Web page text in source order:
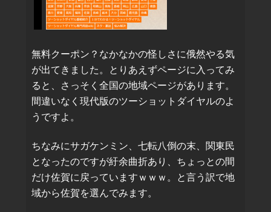
無料クーポン？なかなかの怪しさに俄然やる気
が出てきました。とりあえずページに入ってみ
ると、さっそく全国の地域ページがあります。
間違いなく現代版のツーショットダイヤルのよ
うですよ。
ちなみにサガケンミン、七転八倒の末、関東民
となったのですが紆余曲折あり、ちょっとの間
だけ佐賀に戻っていますｗｗｗ。と言う訳で地
域から佐賀を選んでみます。